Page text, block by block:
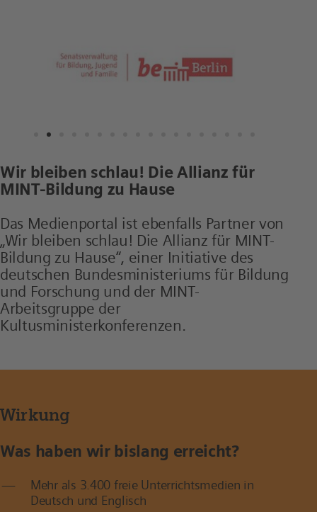
Wir bleiben schlau! Die Allianz für
MINT-Bildung zu Hause
Das Medienportal ist ebenfalls Partner von
„Wir bleiben schlau! Die Allianz für MINT-
Bildung zu Hause“, einer Initiative des
deutschen Bundesministeriums für Bildung
und Forschung und der MINT-
Arbeitsgruppe der
Kultusministerkonferenzen.
Wirkung
Was haben wir bislang erreicht?
Mehr als 3.400 freie Unterrichtsmedien in
Deutsch und Englisch